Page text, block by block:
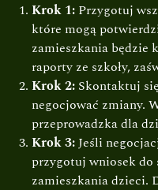
Krok 1: Przygotuj
które mogą
zamieszkania będzie
raporty ze szkoły,
Krok 2: Skontaktuj
negocjować zmiany.
przeprowadzka dla
Krok 3:Jeśli
przygotuj wniosek do
zamieszkania dzieci.